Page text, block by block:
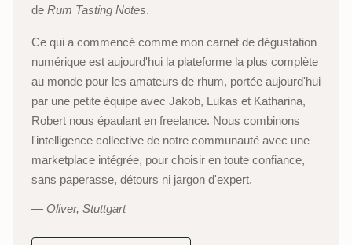
de Rum Tasting Notes.
Ce qui a commencé comme mon carnet de dégustation
numérique est aujourd'hui la plateforme la plus complète
au monde pour les amateurs de rhum, portée aujourd'hui
par une petite équipe avec Jakob, Lukas et Katharina,
Robert nous épaulant en freelance. Nous combinons
l'intelligence collective de notre communauté avec une
marketplace intégrée, pour choisir en toute confiance,
sans paperasse, détours ni jargon d'expert.
Oliver, Stuttgart